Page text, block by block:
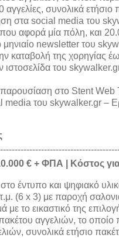
αγγελίες, συνολικά
στα social media του
αφορά μία πόλη, και
μηνιαίο newsletter του
καταβολή της χορηγίας
ιστοσελίδα του
στο Stent Web
του skywalker.gr –
€ + ΦΠΑ | Κόστος
έντυπο και ψηφιακό
(6 x 3) με παροχή
το εικαστικό της
αγγελιών, το οποίο
συνολικά ετήσιο